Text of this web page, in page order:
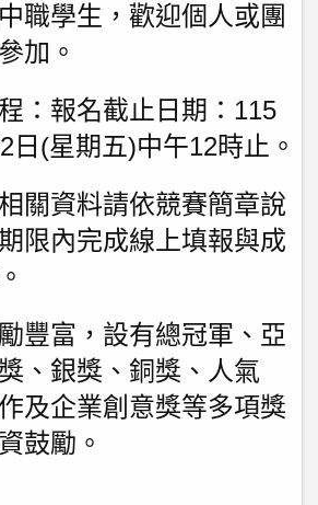
職學生，歡迎個人或團
加。
：報名截止日期：115
日(星期五)中午12時止。
關資料請依競賽簡章說
限內完成線上填報與成
豐富，設有總冠軍、亞
、銀獎、銅獎、人氣
及企業創意獎等多項獎
鼓勵。